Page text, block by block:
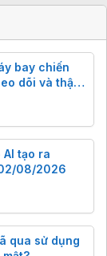
bay chiến
dõi và thậm
AI tạo ra
08/2026
qua sử dụng